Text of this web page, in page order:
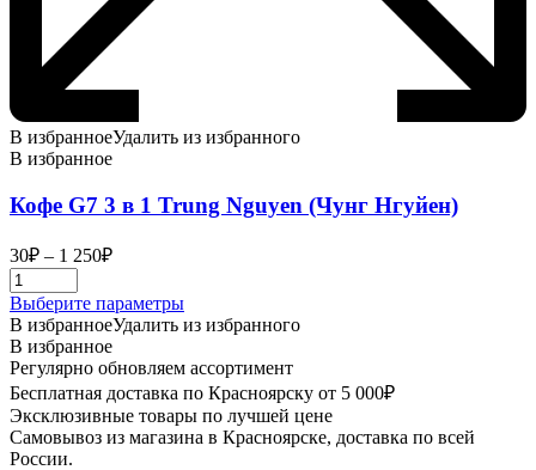
В избранноеУдалить из избранного
В избранное
Кофе G7 3 в 1 Trung Nguyen (Чунг Нгуйен)
30₽ – 1 250₽Диапазон
30₽
–
1
250₽
Выберите параметрыЭтот
товар
несколько
вариаций.
Опции
можно
выбрать
В избранноеУдалить из избранного
В избранное
Регулярно обновляем ассортимент
Бесплатная доставка по Красноярску от 5 000₽
Эксклюзивные товары по лучшей цене
Самовывоз из магазина в Красноярске, доставка по всей
России.